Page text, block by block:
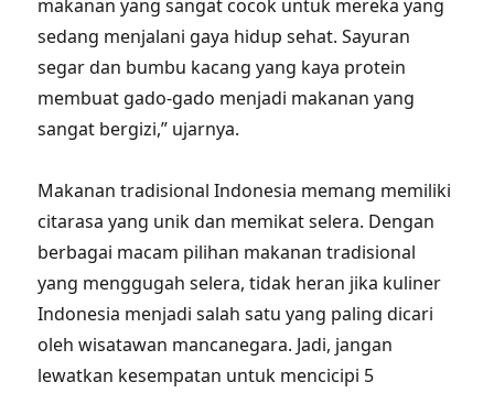
makanan yang sangat cocok untuk mereka yang
sedang menjalani gaya hidup sehat. Sayuran
segar dan bumbu kacang yang kaya protein
membuat gado-gado menjadi makanan yang
sangat bergizi,” ujarnya.
Makanan tradisional Indonesia memang memiliki
citarasa yang unik dan memikat selera. Dengan
berbagai macam pilihan makanan tradisional
yang menggugah selera, tidak heran jika kuliner
Indonesia menjadi salah satu yang paling dicari
oleh wisatawan mancanegara. Jadi, jangan
lewatkan kesempatan untuk mencicipi 5